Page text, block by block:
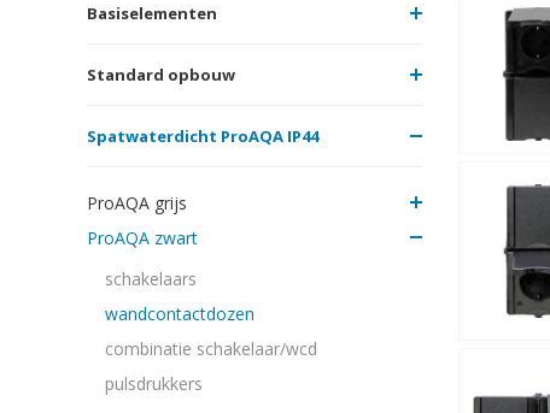
Basiselementen
Standard opbouw
Spatwaterdicht ProAQA IP44
ProAQA grijs
ProAQA zwart
schakelaars
wandcontactdozen
combinatie schakelaar/wcd
pulsdrukkers